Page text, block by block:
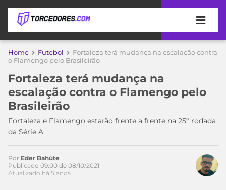
APOSTAS
DE
APOSTA
MELHORES
SITES
DE
APOSTAS
2026
COPA
DO
MUNDO
TIMES
MEU
TIME
CAMPEONATOS
Home Futebol
Fortaleza terá mudança na escalação contra
o Flamengo pelo Brasileirão
Fortaleza terá mudança na
escalação contra o Flamengo pelo
Brasileirão
Fortaleza e Flamengo estarão frente a frente na 25ª rodada
da Série A
Por Eder Bahúte
Publicado 09:00 de 08/10/2021
Atualizado há 5 anos